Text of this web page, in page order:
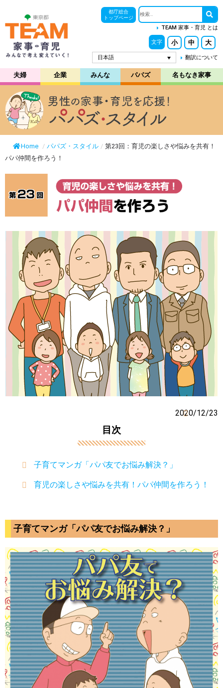
都庁総合
トップページ
TEAM 家事・育児 とは
文字 小 中 大
日本語 翻訳について
夫婦 企業 みんな パパズ 名もなき家事
Home / パパズ・スタイル / 第23回：育児の楽しさや悩みを共有！
パパ仲間を作ろう！
2020/12/23
目次
子育てマンガ「パパ友でお悩み解決？」
育児の楽しさや悩みを共有！パパ仲間を作ろう！
子育てマンガ「パパ友でお悩み解決？」